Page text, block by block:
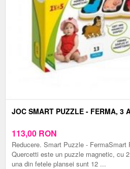
JOC SMART PUZZLE - FERMA, 3
113,00 RON
Reducere. Smart Puzzle -
Quercetti este un puzzle magnetic, cu
una din fetele plansei sunt 12 ...